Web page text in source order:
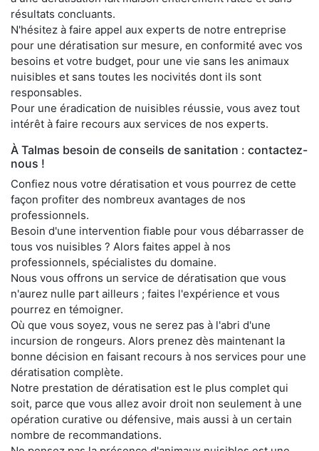
résultats concluants.
N'hésitez à faire appel aux experts de notre entreprise
pour une dératisation sur mesure, en conformité avec vos
besoins et votre budget, pour une vie sans les animaux
nuisibles et sans toutes les nocivités dont ils sont
responsables.
Pour une éradication de nuisibles réussie, vous avez tout
intérêt à faire recours aux services de nos experts.
À Talmas besoin de conseils de sanitation : contactez-
nous !
Confiez nous votre dératisation et vous pourrez de cette
façon profiter des nombreux avantages de nos
professionnels.
Besoin d'une intervention fiable pour vous débarrasser de
tous vos nuisibles ? Alors faites appel à nos
professionnels, spécialistes du domaine.
Nous vous offrons un service de dératisation que vous
n'aurez nulle part ailleurs ; faites l'expérience et vous
pourrez en témoigner.
Où que vous soyez, vous ne serez pas à l'abri d'une
incursion de rongeurs. Alors prenez dès maintenant la
bonne décision en faisant recours à nos services pour une
dératisation complète.
Notre prestation de dératisation est le plus complet qui
soit, parce que vous allez avoir droit non seulement à une
opération curative ou défensive, mais aussi à un certain
nombre de recommandations.